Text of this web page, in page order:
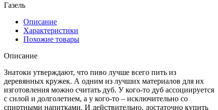
Газель
Описание
Характеристики
Похожие товары
Описание
Знатоки утверждают, что пиво лучше всего пить из
деревянных кружек. А одним из лучших материалов для их
изготовления можно считать дуб. У кого-то дуб ассоциируется
с силой и долголетием, а у кого-то – исключительно со
спиртными напитками. И действительно, достаточно купить